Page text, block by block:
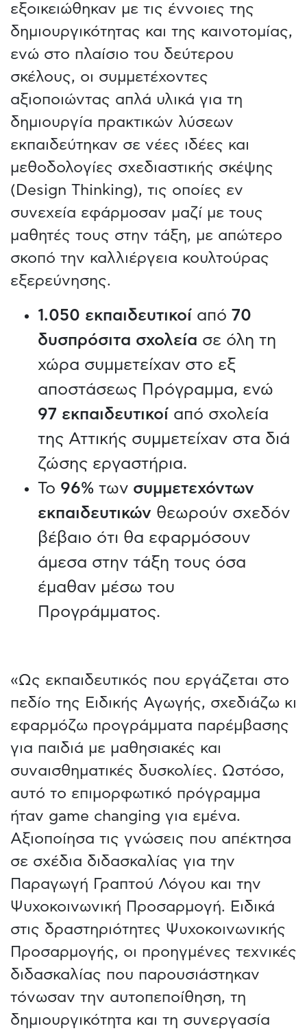
εξοικειώθηκαν με τις έννοιες της
δημιουργικότητας και της καινοτομίας,
ενώ στο πλαίσιο του δεύτερου
σκέλους, οι συμμετέχοντες
αξιοποιώντας απλά υλικά για τη
δημιουργία πρακτικών λύσεων
εκπαιδεύτηκαν σε νέες ιδέες και
μεθοδολογίες σχεδιαστικής σκέψης
(Design Thinking), τις οποίες εν
συνεχεία εφάρμοσαν μαζί με τους
μαθητές τους στην τάξη, με απώτερο
σκοπό την καλλιέργεια κουλτούρας
εξερεύνησης.
1.050 εκπαιδευτικοί από 70
δυσπρόσιτα σχολεία σε όλη τη
χώρα συμμετείχαν στο εξ
αποστάσεως Πρόγραμμα, ενώ
97 εκπαιδευτικοί από σχολεία
της Αττικής συμμετείχαν στα διά
ζώσης εργαστήρια.
To 96% των συμμετεχόντων
εκπαιδευτικών θεωρούν σχεδόν
βέβαιο ότι θα εφαρμόσουν
άμεσα στην τάξη τους όσα
έμαθαν μέσω του
Προγράμματος.
«Ως εκπαιδευτικός που εργάζεται στο
πεδίο της Ειδικής Αγωγής, σχεδιάζω κι
εφαρμόζω προγράμματα παρέμβασης
για παιδιά με μαθησιακές και
συναισθηματικές δυσκολίες. Ωστόσο,
αυτό το επιμορφωτικό πρόγραμμα
ήταν game changing για εμένα.
Αξιοποίησα τις γνώσεις που απέκτησα
σε σχέδια διδασκαλίας για την
Παραγωγή Γραπτού Λόγου και την
Ψυχοκοινωνική Προσαρμογή. Ειδικά
στις δραστηριότητες Ψυχοκοινωνικής
Προσαρμογής, οι προηγμένες τεχνικές
διδασκαλίας που παρουσιάστηκαν
τόνωσαν την αυτοπεποίθηση, τη
δημιουργικότητα και τη συνεργασία